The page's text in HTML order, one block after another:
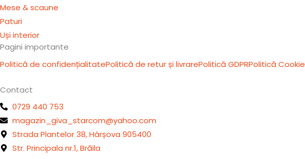
m
Mese & scaune
Paturi
Uși interior
Pagini importante
Politică de confidențialitatePolitică de retur și livrarePolitică GDPRPolitică Cookie
Contact
0729 440 753
magazin_giva_starcom@yahoo.com
Strada Plantelor 38, Hârșova 905400
Str. Principala nr.1, Brăila